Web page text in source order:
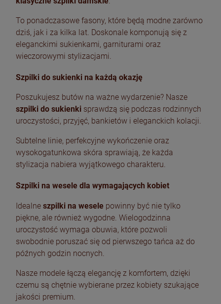
To ponadczasowe fasony, które będą modne zarówno
dziś, jak i za kilka lat. Doskonale komponują się z
eleganckimi sukienkami, garniturami oraz
wieczorowymi stylizacjami.
Szpilki do sukienki na każdą okazję
Poszukujesz butów na ważne wydarzenie? Nasze
szpilki do sukienki sprawdzą się podczas rodzinnych
uroczystości, przyjęć, bankietów i eleganckich kolacji.
Subtelne linie, perfekcyjne wykończenie oraz
wysokogatunkowa skóra sprawiają, że każda
stylizacja nabiera wyjątkowego charakteru.
Szpilki na wesele dla wymagających kobiet
Idealne szpilki na wesele powinny być nie tylko
piękne, ale również wygodne. Wielogodzinna
uroczystość wymaga obuwia, które pozwoli
swobodnie poruszać się od pierwszego tańca aż do
późnych godzin nocnych.
Nasze modele łączą elegancję z komfortem, dzięki
czemu są chętnie wybierane przez kobiety szukające
jakości premium.